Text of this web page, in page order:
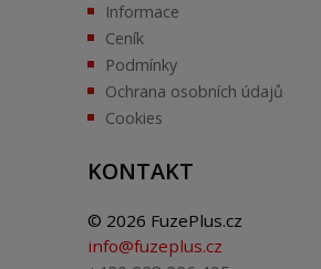
Informace
Ceník
Podmínky
Ochrana osobních údajů
Cookies
KONTAKT
© 2026 FuzePlus.cz
info@fuzeplus.cz